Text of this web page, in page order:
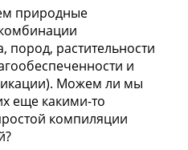
природные
пород, растительности
и
Можем ли мы
еще какими-то
компиляции